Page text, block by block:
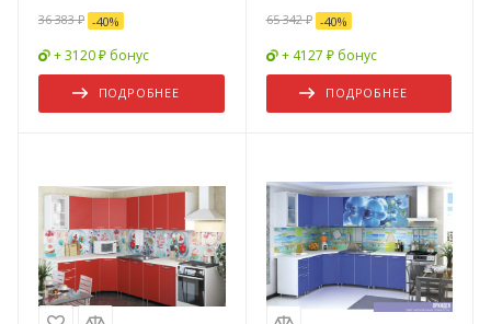
36 383 ₽ -40%
+ 3120 ₽ бонус
ПОДРОБНЕЕ
65 342 ₽ -40%
+ 4127 ₽ бонус
ПОДРОБНЕЕ